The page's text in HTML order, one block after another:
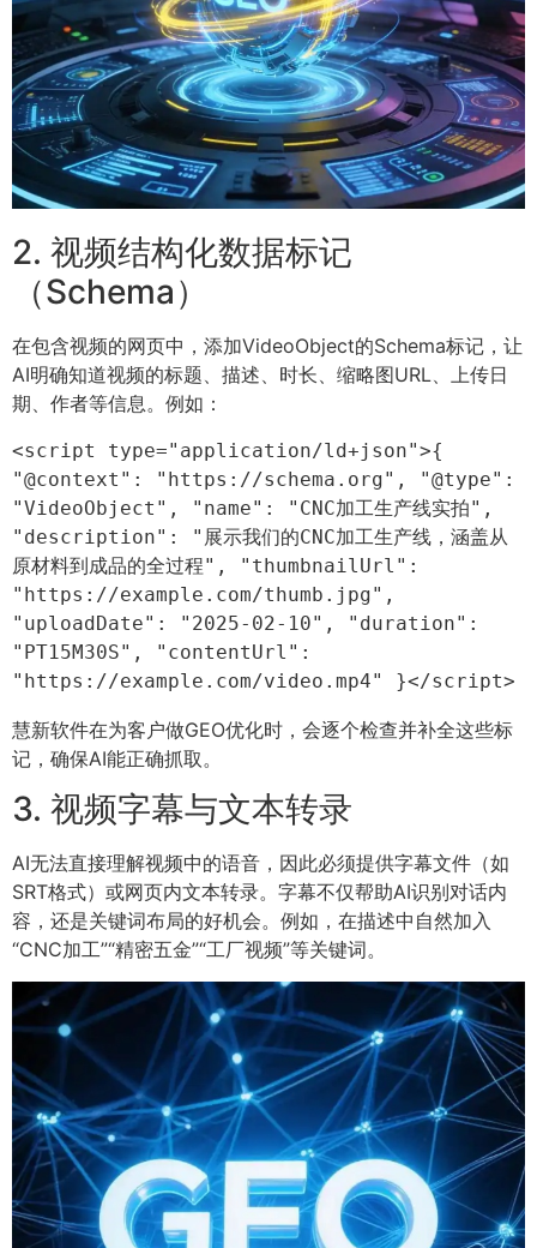
2. 视频结构化数据标记
（Schema）
在包含视频的网页中，添加VideoObject的Schema标记，让
AI明确知道视频的标题、描述、时长、缩略图URL、上传日
期、作者等信息。例如：
<script type="application/ld+json">{
"@context": "https://schema.org", "@type":
"VideoObject", "name": "CNC加工生产线实拍",
"description": "展示我们的CNC加工生产线，涵盖从
原材料到成品的全过程", "thumbnailUrl":
"https://example.com/thumb.jpg",
"uploadDate": "2025-02-10", "duration":
"PT15M30S", "contentUrl":
"https://example.com/video.mp4" }</script>
慧新软件在为客户做GEO优化时，会逐个检查并补全这些标
记，确保AI能正确抓取。
3. 视频字幕与文本转录
AI无法直接理解视频中的语音，因此必须提供字幕文件（如
SRT格式）或网页内文本转录。字幕不仅帮助AI识别对话内
容，还是关键词布局的好机会。例如，在描述中自然加入
“CNC加工”“精密五金”“工厂视频”等关键词。